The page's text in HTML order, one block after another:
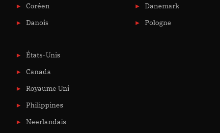
Coréen
Danois
Danemark
Pologne
États-Unis
Canada
Royaume Uni
Philippines
Neerlandais